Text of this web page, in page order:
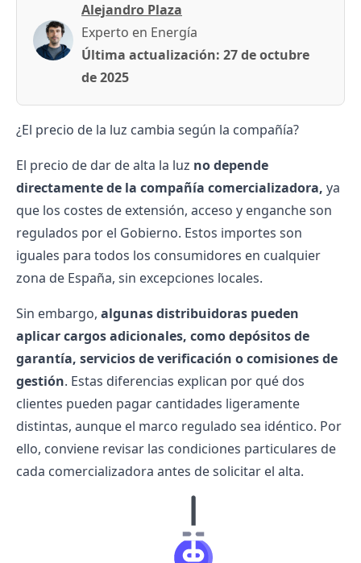
Alejandro Plaza
Experto en Energía
Última actualización: 27 de octubre
de 2025
¿El precio de la luz cambia según la compañía?
El precio de dar de alta la luz no depende
directamente de la compañía comercializadora, ya
que los costes de extensión, acceso y enganche son
regulados por el Gobierno. Estos importes son
iguales para todos los consumidores en cualquier
zona de España, sin excepciones locales.
Sin embargo, algunas distribuidoras pueden
aplicar cargos adicionales, como depósitos de
garantía, servicios de verificación o comisiones de
gestión. Estas diferencias explican por qué dos
clientes pueden pagar cantidades ligeramente
distintas, aunque el marco regulado sea idéntico. Por
ello, conviene revisar las condiciones particulares de
cada comercializadora antes de solicitar el alta.